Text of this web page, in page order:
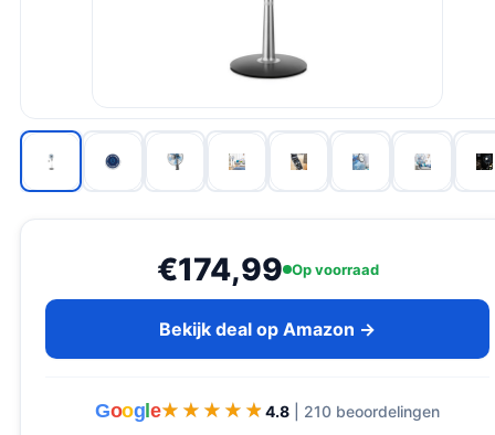
€174,99 Op voorraad
Bekijk deal op Amazon →
Goog e★★★★★
★★★★★ 4.8 | 210 beoordelingen